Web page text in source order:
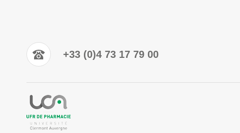
+33 (0)4 73 17 79 00